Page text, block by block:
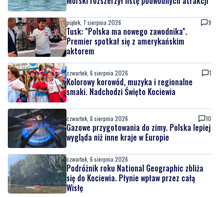
piątek, 7 sierpnia 2026 9
Tusk: "Polska ma nowego zawodnika".
Premier spotkał się z amerykańskim
aktorem
czwartek, 6 sierpnia 2026 1
Kolorowy korowód, muzyka i regionalne
smaki. Nadchodzi Święto Kociewia
czwartek, 6 sierpnia 2026 10
Gazowe przygotowania do zimy. Polska lepiej
wygląda niż inne kraje w Europie
czwartek, 6 sierpnia 2026
Podróżnik roku National Geographic zbliża
się do Kociewia. Płynie wpław przez całą
Wisłę